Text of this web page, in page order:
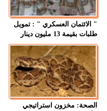
" الائتمان العسكري " : تمويل
طلبات بقيمة 13 مليون دينار
الصحة: مخزون استراتيجي